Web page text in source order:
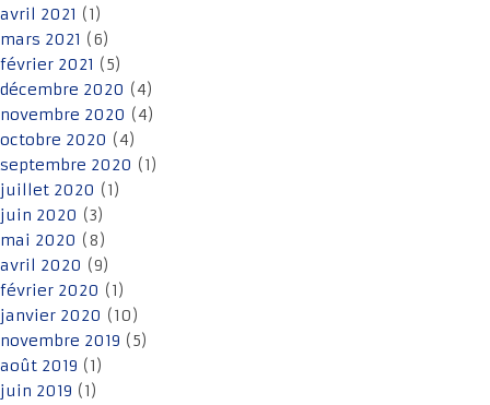
avril 2021 (1)
mars 2021 (6)
février 2021 (5)
décembre 2020 (4)
novembre 2020 (4)
octobre 2020 (4)
septembre 2020 (1)
juillet 2020 (1)
juin 2020 (3)
mai 2020 (8)
avril 2020 (9)
février 2020 (1)
janvier 2020 (10)
novembre 2019 (5)
août 2019 (1)
juin 2019 (1)